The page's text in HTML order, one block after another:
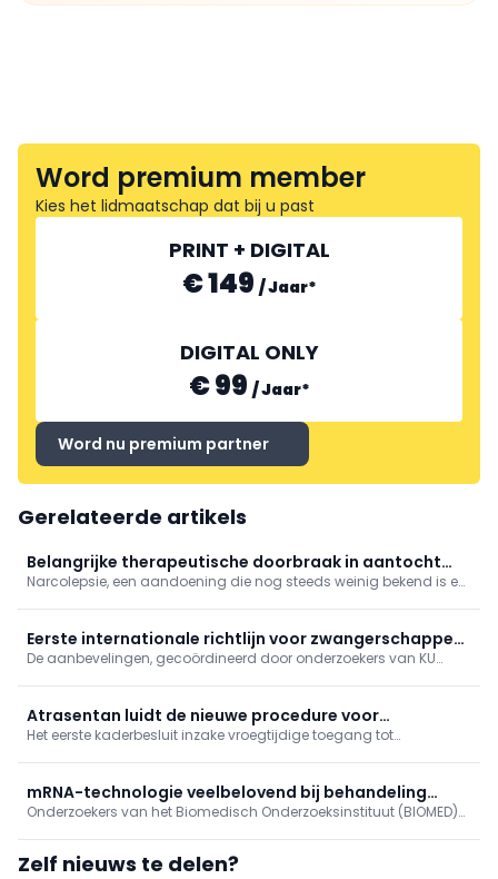
Word premium member
Kies het lidmaatschap dat bij u past
PRINT + DIGITAL
€ 149 /Jaar*
DIGITAL ONLY
€ 99 /Jaar*
Word nu premium partner
Gerelateerde artikels
Belangrijke therapeutische doorbraak in aantocht
voor narcolepsie
Narcolepsie, een aandoening die nog steeds weinig bekend is en
Eerste internationale richtlijn voor zwangerschappen
na afslankmedicatie
De aanbevelingen, gecoördineerd door onderzoekers van KU
begeleiding van deze groeiende patiëntengroep.
Atrasentan luidt de nieuwe procedure voor
vroegtijdige toegang bij primaire IgA-nefropathie in
Het eerste kaderbesluit inzake vroegtijdige toegang tot
Novartis op de markt gebracht onder de naam Vanrafia), biedt
bepaalde patiënten met nierziekte
mRNA-technologie veelbelovend bij behandeling
auto-immuunziekten
Onderzoekers van het Biomedisch Onderzoeksinstituut (BIOMED)
behandelen van auto-immuunziekten.
Zelf nieuws te delen?